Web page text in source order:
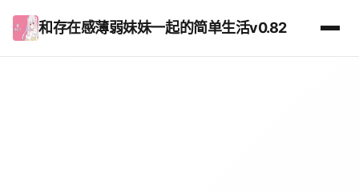
和存在感薄弱妹妹一起的简单生活v0.82